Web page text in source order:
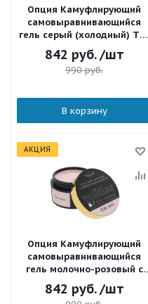
Опция Камуфлирующий
самовыравнивающийся
гель серый (холодный) Тон
№12 50 мл.
842 руб. /шт
990руб.
В корзину
АКЦИЯ
Опция Камуфлирующий
самовыравнивающийся
гель молочно-розовый с
серым (нейтральный) Тон
№10 50 мл.
842 руб. /шт